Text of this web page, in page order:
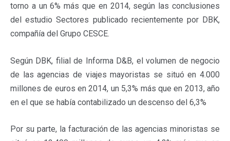
torno a un 6% más que en 2014, según las conclusiones
del estudio Sectores publicado recientemente por DBK,
compañía del Grupo CESCE.
Según DBK, filial de Informa D&B, el volumen de negocio
de las agencias de viajes mayoristas se situó en 4.000
millones de euros en 2014, un 5,3% más que en 2013, año
en el que se había contabilizado un descenso del 6,3%
Por su parte, la facturación de las agencias minoristas se